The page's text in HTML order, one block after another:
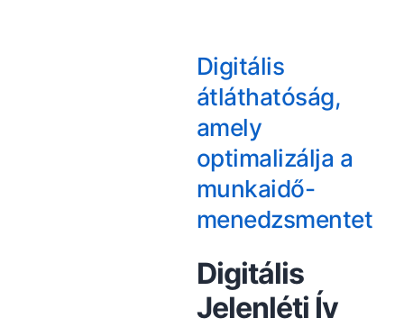
Digitális
átláthatóság,
amely
optimalizálja a
munkaidő-
menedzsmentet
Digitális
Jelenléti Ív